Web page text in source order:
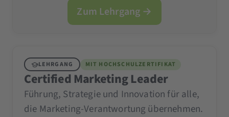
Zum Lehrgang →
LEHRGANG MIT HOCHSCHULZERTIFIKAT
Certified Marketing Leader
Führung, Strategie und Innovation für alle,
die Marketing-Verantwortung übernehmen.